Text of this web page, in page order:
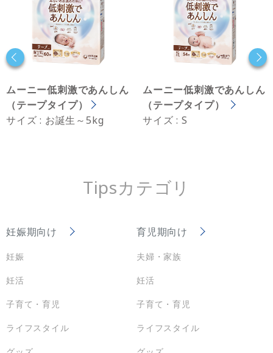
ムーニー低刺激であんしん
（テープタイプ）
サイズ : お誕生～5kg
ムーニー低刺激であんしん
（テープタイプ）
サイズ : S
Tipsカテゴリ
妊娠期向け
妊娠
妊活
子育て・育児
ライフスタイル
育児期向け
夫婦・家族
妊活
子育て・育児
ライフスタイル